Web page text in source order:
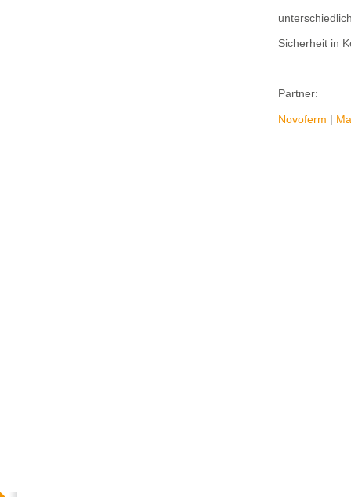
Sicherheit in
Partner:
Novoferm |